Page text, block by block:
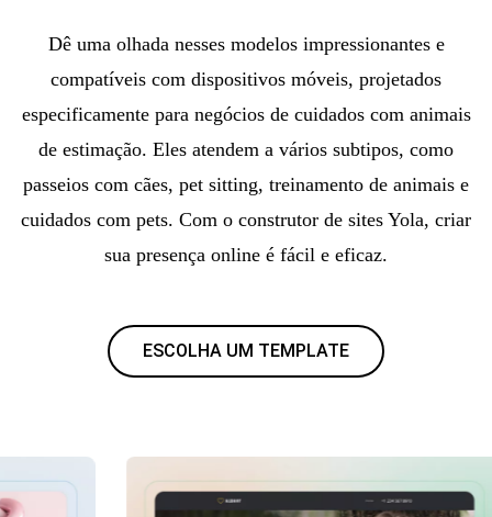
Dê uma olhada nesses modelos impressionantes e
compatíveis com dispositivos móveis, projetados
especificamente para negócios de cuidados com animais
de estimação. Eles atendem a vários subtipos, como
passeios com cães, pet sitting, treinamento de animais e
cuidados com pets. Com o construtor de sites Yola, criar
sua presença online é fácil e eficaz.
ESCOLHA UM TEMPLATE